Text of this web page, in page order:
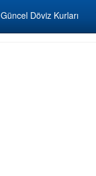
Güncel Döviz Kurları